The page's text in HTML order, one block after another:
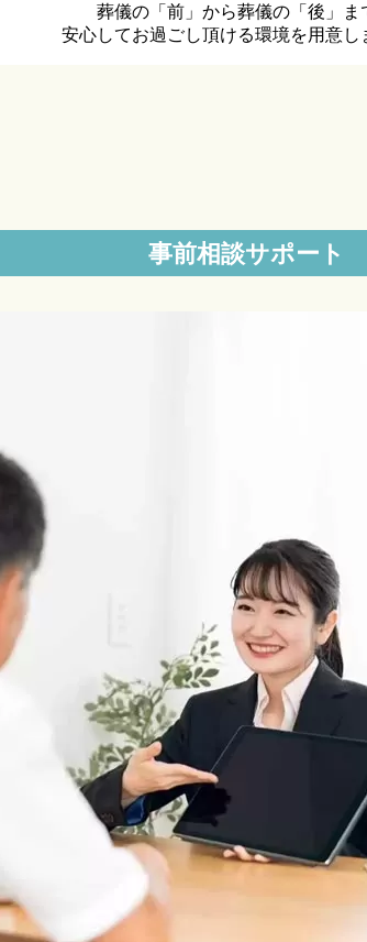
葬儀の「前」から葬儀の「後」ま
安心してお過ごし頂ける環境を用意し
事前相談サポート